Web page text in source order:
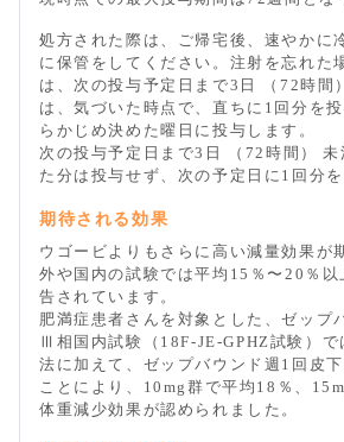
処方された際は、ご帰宅後、速やかに
に保管をしてください。注射を忘れた
は、次の投与予定日まで3日 （72時間
は、気づいた時点で、直ちに1回分を
らかじめ決めた曜日に投与します。
次の投与予定日まで3日 （72時間）
た分は投与せず、次の予定日に1回分を
期待される効果
ウゴービよりもさらに高い減量効果が
外や国内の試験では平均15％〜20％以
告されています。
肥満症患者さんを対象とした、ゼップ
Ⅲ相国内試験（18F-JE-GPHZ試験）で
法に加えて、ゼップバウンド週1回皮
ことにより、10mg群で平均18％、
体重減少効果が認められました。